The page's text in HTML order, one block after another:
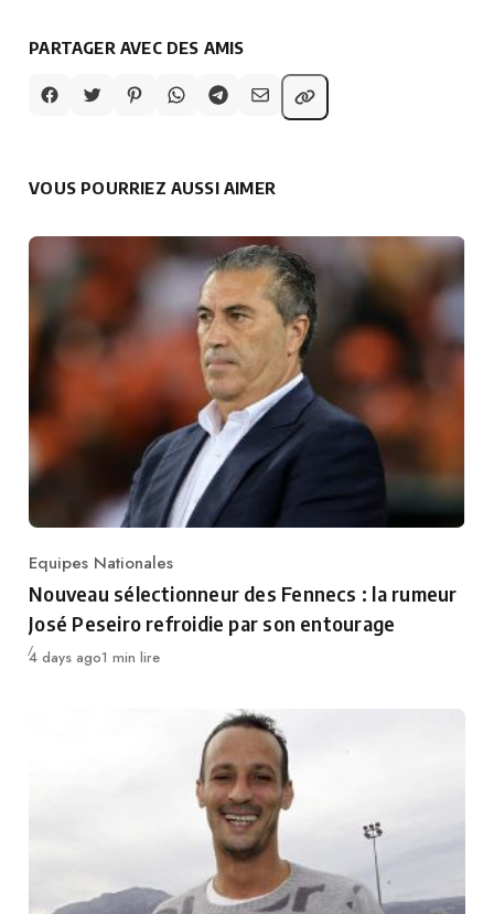
PARTAGER AVEC DES AMIS
VOUS POURRIEZ AUSSI AIMER
Category
Equipes Nationales
Nouveau sélectionneur des Fennecs : la rumeur
José Peseiro refroidie par son entourage
Publié
4 days ago1 min lire